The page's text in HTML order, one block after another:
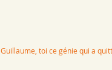
Guillaume, toi ce génie qui a